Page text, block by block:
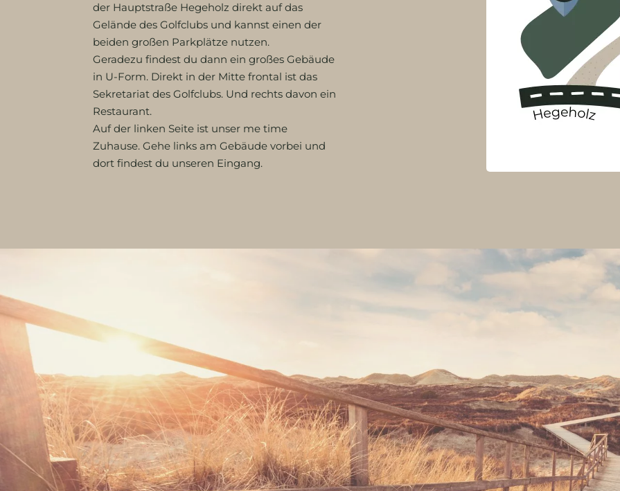
der Hauptstraße Hegeholz direkt auf das
Gelände des Golfclubs und kannst einen der
beiden großen Parkplätze nutzen.
Geradezu findest du dann ein großes Gebäude
in U-Form. Direkt in der Mitte frontal ist das
Sekretariat des Golfclubs. Und rechts davon ein
Restaurant.
Auf der linken Seite ist unser me time
Zuhause. Gehe links am Gebäude vorbei und
dort findest du unseren Eingang.